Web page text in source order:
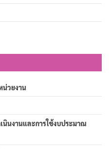
วยงาน
นินงานและการใช้งบประมาณ